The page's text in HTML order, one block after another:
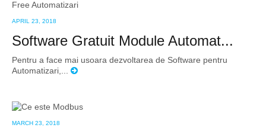
APRIL 23, 2018
Software Gratuit Module Automat...
Pentru a face mai usoara dezvoltarea de Software pentru
Automatizari,...
MARCH 23, 2018